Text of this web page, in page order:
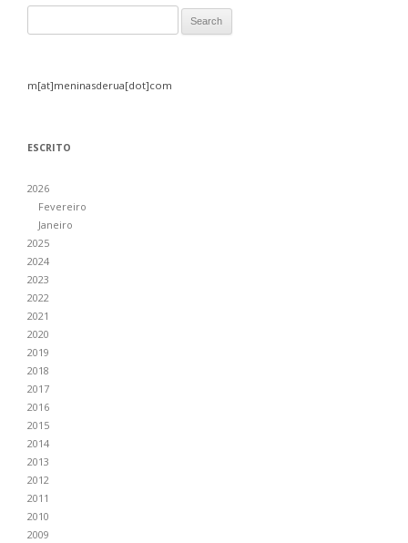
m[at]meninasderua[dot]com
ESCRITO
2026
Fevereiro
Janeiro
2025
2024
2023
2022
2021
2020
2019
2018
2017
2016
2015
2014
2013
2012
2011
2010
2009